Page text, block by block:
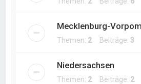
Mecklenburg-
Themen: 2Beiträge: 3
Niedersachsen
Themen: 2Beiträge: 2